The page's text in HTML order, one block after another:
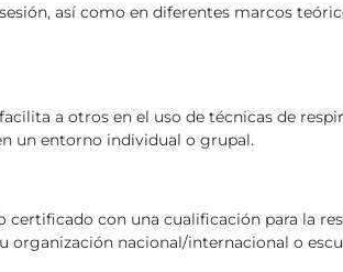
así como en diferentes marcos
a otros en el uso de técnicas de
un entorno individual o grupal.
certificado con una cualificación para la
nacional/internacional o